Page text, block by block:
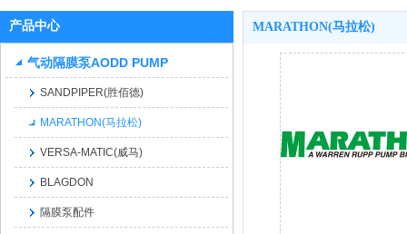
产品中心
气动隔膜泵AODD PUMP
SANDPIPER(胜佰德)
MARATHON(马拉松)
VERSA-MATIC(威马)
BLAGDON
隔膜泵配件
MARATHON(马拉松)